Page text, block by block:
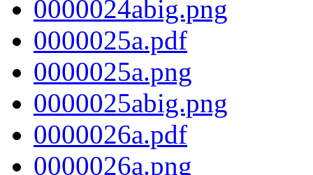
0000024abig.png
0000025a.pdf
0000025a.png
0000025abig.png
0000026a.pdf
0000026a.png